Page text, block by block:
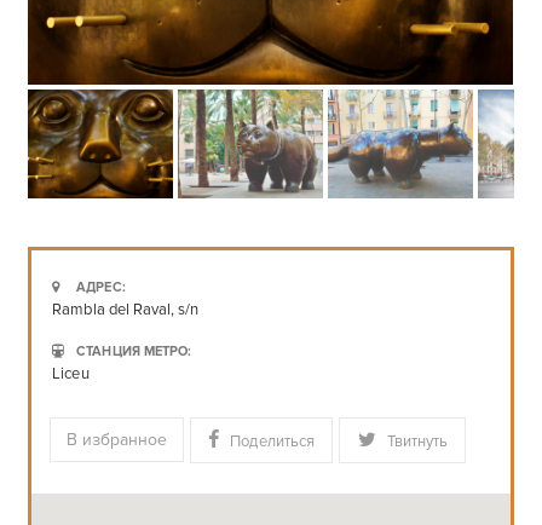
АДРЕС:
Rambla del Raval, s/n
СТАНЦИЯ МЕТРО:
Liceu
В избранное Поделиться Твитнуть